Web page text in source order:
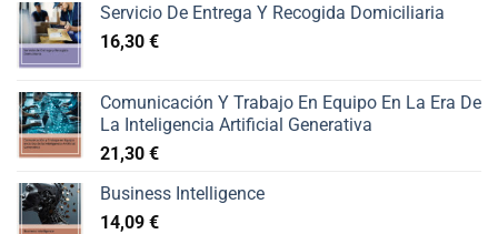
Servicio De Entrega Y Recogida Domiciliaria
16,30 €
Comunicación Y Trabajo En Equipo En La Era De
La Inteligencia Artificial Generativa
21,30 €
Business Intelligence
14,09 €